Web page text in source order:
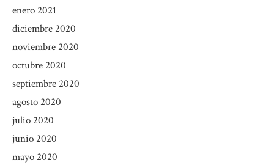
enero 2021
diciembre 2020
noviembre 2020
octubre 2020
septiembre 2020
agosto 2020
julio 2020
junio 2020
mayo 2020